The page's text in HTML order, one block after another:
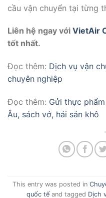
cầu vận chuyển tại từng
Liên hệ ngay với VietAir
tốt nhất.
Đọc thêm: Dịch vụ vận
chuyên nghiệp
Đọc thêm: Gửi thực
Âu, sách vở, hải sản khô
This entry was posted in
quốc tế and tagged Dịch